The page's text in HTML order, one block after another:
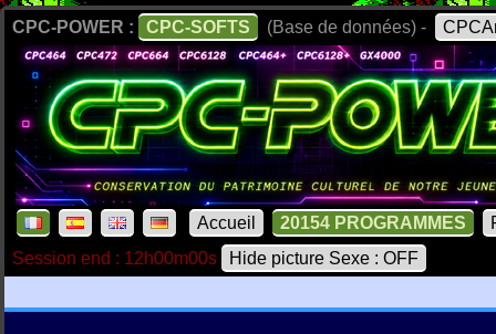
CPC-POWER : CPC-SOFTS (Base de données) -
Accueil 20154 PROGRAMMES
Session end : 12h00m00s
Hide picture Sexe : OFF